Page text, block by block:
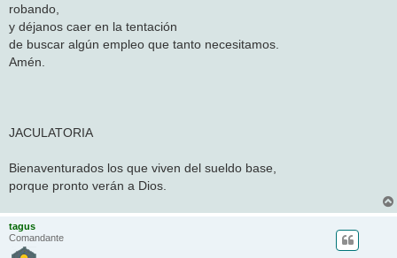
robando,
y déjanos caer en la tentación
de buscar algún empleo que tanto necesitamos.
Amén.
JACULATORIA
Bienaventurados los que viven del sueldo base,
porque pronto verán a Dios.
tagus
Comandante